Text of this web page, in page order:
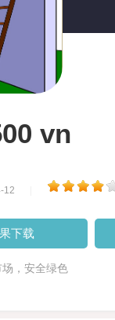
vn
12
下载
，安全绿色